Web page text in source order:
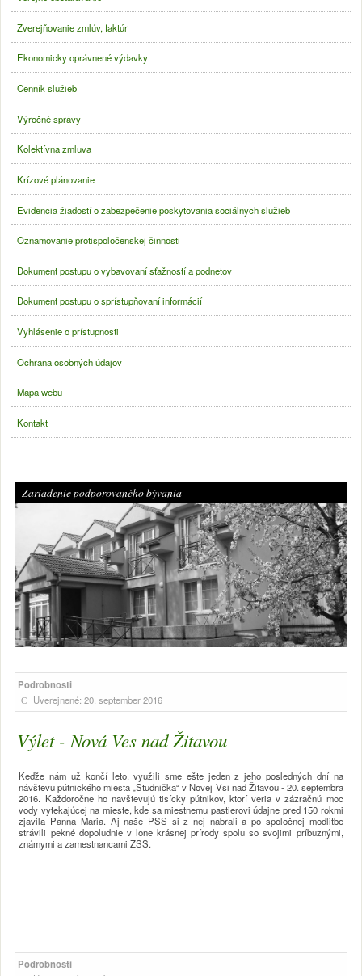
Zverejňovanie zmlúv, faktúr
Ekonomicky oprávnené výdavky
Cenník služieb
Výročné správy
Kolektívna zmluva
Krízové plánovanie
Evidencia žiadostí o zabezpečenie poskytovania sociálnych služieb
Oznamovanie protispoločenskej činnosti
Dokument postupu o vybavovaní sťažností a podnetov
Dokument postupu o sprístupňovaní informácií
Vyhlásenie o prístupnosti
Ochrana osobných údajov
Mapa webu
Kontakt
Slideshow
Zariadenie podporovaného bývania
Hlavná obsah
Podrobnosti
Uverejnené: 20. september 2016
Výlet - Nová Ves nad Žitavou
Keďže nám už končí leto, využili sme ešte jeden z jeho posledných dní na
návštevu pútnického miesta „Studnička“ v Novej Vsi nad Žitavou - 20. septembra
2016. Každoročne ho navštevujú tisícky pútnikov, ktorí veria v zázračnú moc
vody vytekajúcej na mieste, kde sa miestnemu pastierovi údajne pred 150 rokmi
zjavila Panna Mária. Aj naše PSS si z nej nabrali a po spoločnej modlitbe
strávili pekné dopoludnie v lone krásnej prírody spolu so svojimi príbuznými,
známymi a zamestnancami ZSS.
Podrobnosti